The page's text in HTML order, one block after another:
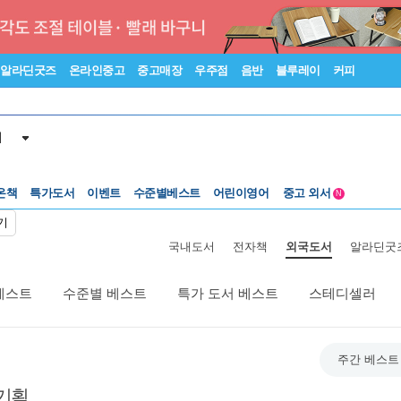
알라딘굿즈 온라인중고 중고매장 우주점 음반 블루레이 커피
책 특가도서 이벤트
수준별베스트
어린이영어
중고 외서
중고 외서
N
국내도서 전자책 외국도서 알라딘굿
스트 수준별 베스트 특가 도서 베스트 스테디셀러
주간 베스트
획